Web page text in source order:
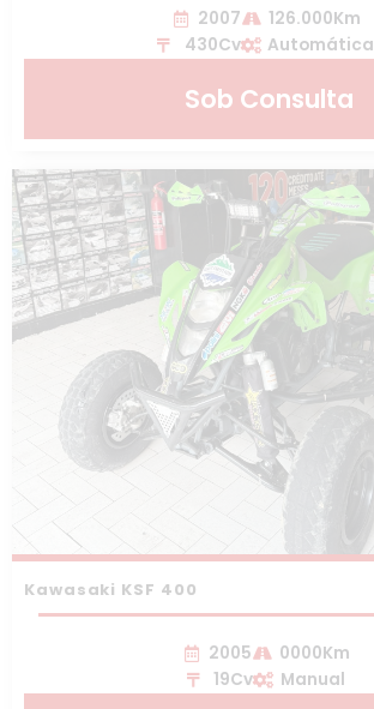
2007
126.000Km
430Cv
Automática
Sob Consulta
Kawasaki KSF 400
2005
0000Km
19Cv
Manual